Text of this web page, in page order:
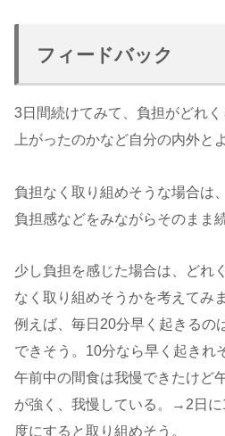
フィードバック
3日間続けてみて、負担がどれ
上がったのかなど自分の内外と
負担なく取り組めそうな場合は
負担感などをみながらそのまま
少し負担を感じた場合は、どれ
なく取り組めそうかを考えてみ
例えば、毎日20分早く起きるの
できそう。10分なら早く起きれ
午前中の間食は我慢できたけど
が強く、我慢している。→2日
度にすると取り組めそう。